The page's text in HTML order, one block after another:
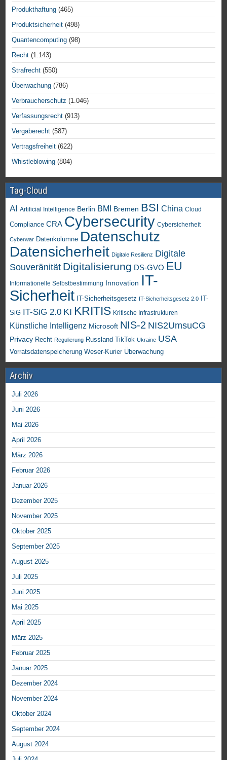
Produkthaftung (465)
Produktsicherheit (498)
Quantencomputing (98)
Recht (1.143)
Strafrecht (550)
Überwachung (786)
Verbraucherschutz (1.046)
Verfassungsrecht (913)
Vergaberecht (587)
Vertragsfreiheit (622)
Whistleblowing (804)
Tag-Cloud
AI Artificial Intelligence Berlin BMI Bremen BSI China Cloud
Compliance CRA Cybersecurity Cybersicherheit
Cyberwar Datenkolumne Datenschutz
Datensicherheit Digitale Resilienz Digitale
Souveränität Digitalisierung DS-GVO EU
Informationelle Selbstbestimmung Innovation IT-
Sicherheit IT-Sicherheitsgesetz IT-Sicherheitsgesetz 2.0
IT-
SiG IT-SiG 2.0 KI KRITIS Kritische Infrastrukturen
Künstliche Intelligenz Microsoft NIS-2 NIS2UmsuCG
Privacy Recht Regulierung Russland TikTok Ukraine USA
Vorratsdatenspeicherung Weser-Kurier Überwachung
Archiv
Juli 2026
Juni 2026
Mai 2026
April 2026
März 2026
Februar 2026
Januar 2026
Dezember 2025
November 2025
Oktober 2025
September 2025
August 2025
Juli 2025
Juni 2025
Mai 2025
April 2025
März 2025
Februar 2025
Januar 2025
Dezember 2024
November 2024
Oktober 2024
September 2024
August 2024